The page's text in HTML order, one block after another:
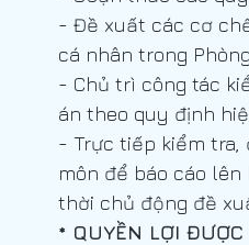
Chuyên Viên Quản Lý Chất Lượng
Kỹ Sư Shop Drawing Điện, Điện
- Đề xuất các cơ
cá nhân trong
- Chủ trì công tác
án theo quy định
- Trực tiếp kiểm tra,
môn để báo cáo
thời chủ động đề
* QUYỀN LỢI ĐƯỢC